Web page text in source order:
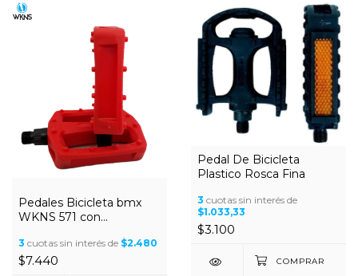
Pedales Bicicleta bmx
WKNS 571 con
Plasticos
3 cuotas sin interés de $2.480
$7.440
Pedal De Bicicleta
Plastico Rosca Fina
3 cuotas sin interés de
$1.033,33
$3.100